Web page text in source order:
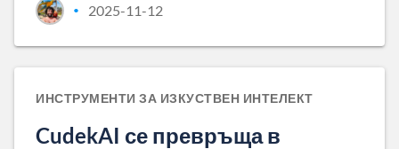
• 2025-11-12
ИНСТРУМЕНТИ ЗА ИЗКУСТВЕН ИНТЕЛЕКТ
CudekAI се превръща в